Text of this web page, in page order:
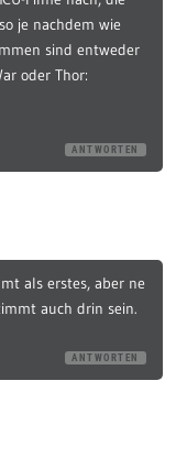
je nachdem wie
sind entweder
oder Thor:
ANTWORTEN
als erstes, aber ne
auch drin sein.
ANTWORTEN